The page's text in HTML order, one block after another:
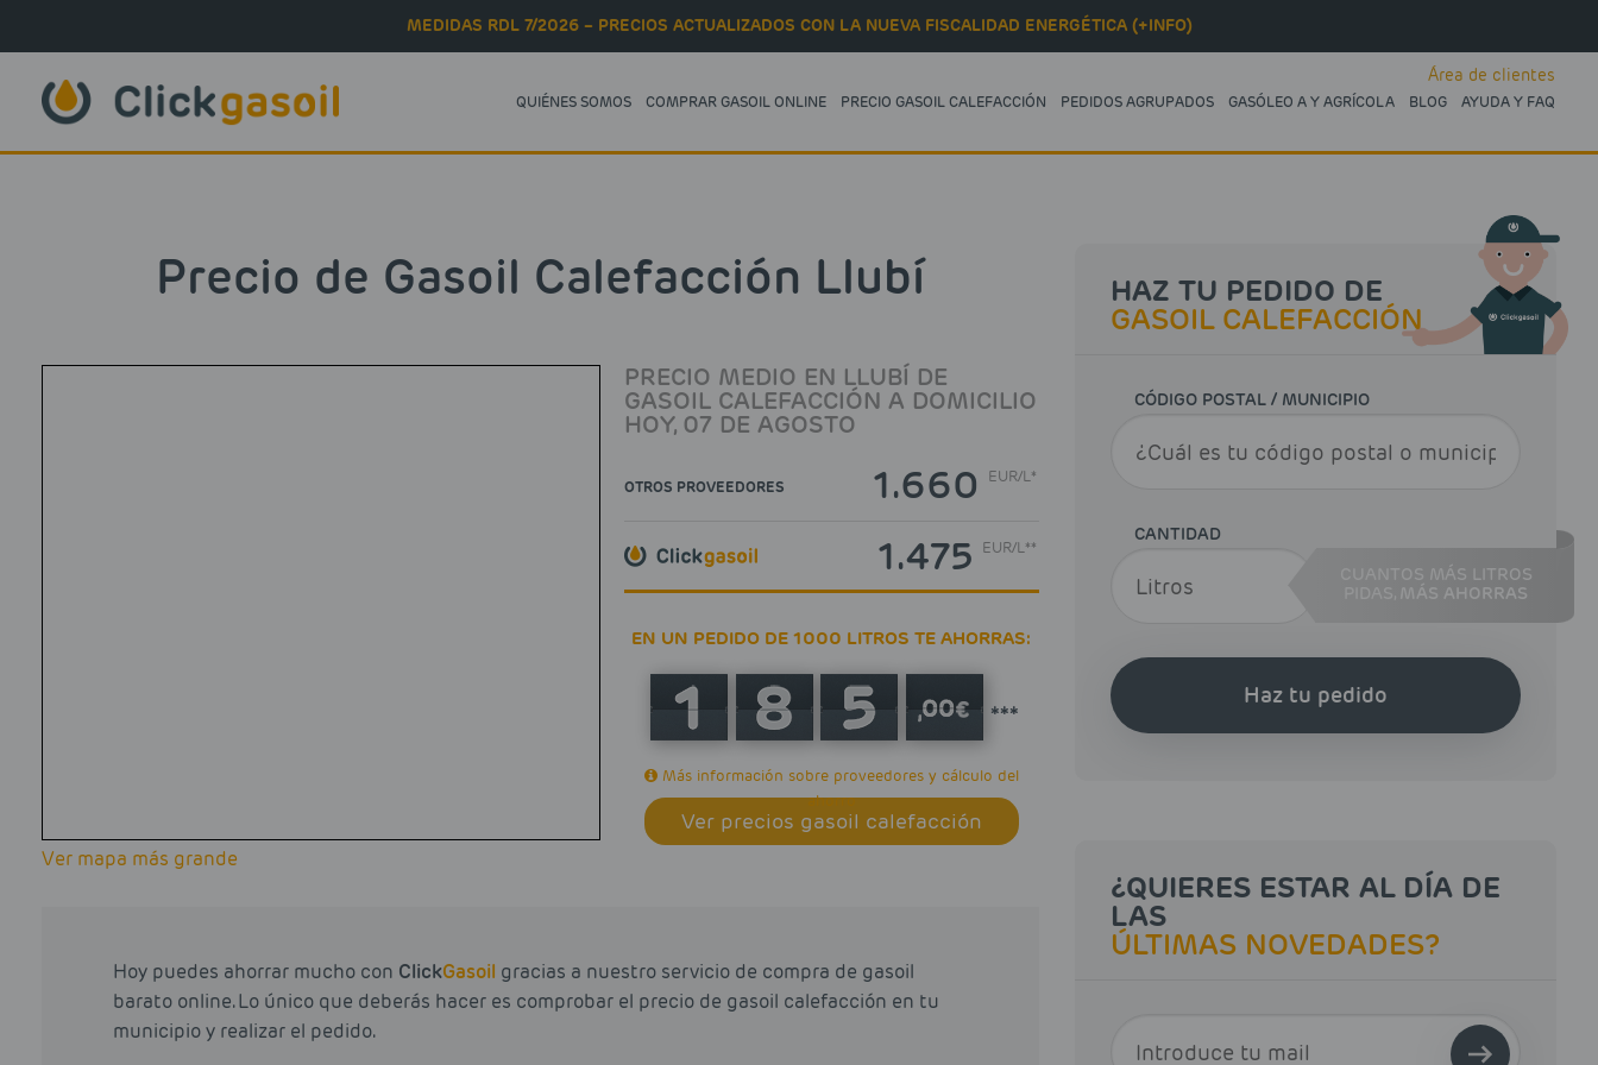
MEDIDAS RDL 7/2026 – PRECIOS ACTUALIZADOS CON LA NUEVA FISCALIDAD ENERGÉTICA (+INFO)
QUIÉNES SOMOS COMPRAR GASOIL ONLINE PRECIO GASOIL CALEFACCIÓN PEDIDOS AGRUPADOS GASÓLEO A Y AGRÍCOLA BLOG AYUDA Y FAQ
Área de clientes
Precio de Gasoil Calefacción Llubí
Ver mapa más grande
PRECIO MEDIO EN LLUBÍ DE
GASOIL CALEFACCIÓN A DOMICILIO
HOY, 07 DE AGOSTO
OTROS PROVEEDORES 1.660EUR/L*
1.475EUR/L**
EN UN PEDIDO DE 1000 LITROS TE AHORRAS:
***
Más información sobre proveedores y cálculo del
ahorro
Ver precios gasoil calefacción
Hoy puedes ahorrar mucho con ClickGasoil gracias a nuestro servicio de compra de gasoil
barato online. Lo único que deberás hacer es comprobar el precio de gasoil calefacción en tu
municipio y realizar el pedido.
HAZ TU PEDIDO DE
GASOIL CALEFACCIÓN
CÓDIGO POSTAL / MUNICIPIO
CANTIDAD
CUANTOS MÁS LITROS
MÁS AHORRAS
Haz tu pedido
¿QUIERES ESTAR AL DÍA DE
LAS
ÚLTIMAS NOVEDADES?